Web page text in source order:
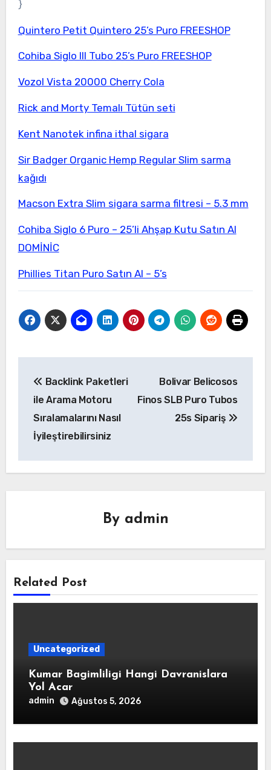
}
Quintero Petit Quintero 25’s Puro FREESHOP
Cohiba Siglo III Tubo 25’s Puro FREESHOP
Vozol Vista 20000 Cherry Cola
Rick and Morty Temalı Tütün seti
Kent Nanotek infina ithal sigara
Sir Badger Organic Hemp Regular Slim sarma
kağıdı
Macson Extra Slim sigara sarma filtresi – 5.3 mm
Cohiba Siglo 6 Puro – 25’li Ahşap Kutu Satın Al
DOMİNİC
Phillies Titan Puro Satın Al – 5’s
gezinmesi
Backlink Paketleri
ile Arama Motoru
Sıralamalarını Nasıl
İyileştirebilirsiniz
Bolivar Belicosos
Finos SLB Puro Tubos
25s Sipariş
By admin
Related Post
Uncategorized
Kumar Bagimliligi Hangi Davranislara
Yol Acar
admin Ağustos 5, 2026